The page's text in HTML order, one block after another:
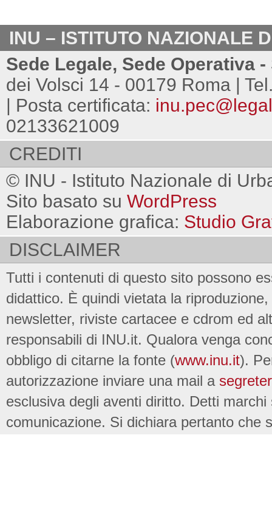
INU – ISTITUTO NAZIONALE
Sede Legale, Sede Operativa
dei Volsci 14 - 00179 Roma |
| Posta certificata:
02133621009
CREDITI
© INU - Istituto Nazionale di
Sito basato su WordPress
Elaborazione grafica: Studio
DISCLAIMER
Tutti i contenuti di questo sito possono
didattico. È quindi vietata la
newsletter, riviste cartacee e cdrom ed
responsabili di INU.it. Qualora venga
obbligo di citarne la fonte (www.inu.it).
autorizzazione inviare una mail a
esclusiva degli aventi diritto. Detti
comunicazione. Si dichiara pertanto che